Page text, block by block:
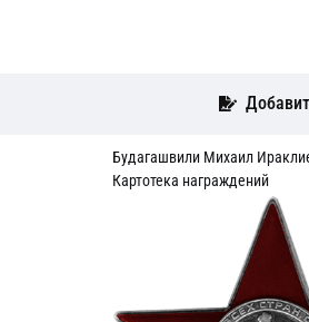
Будагашвили Михаил
Картотека награждений